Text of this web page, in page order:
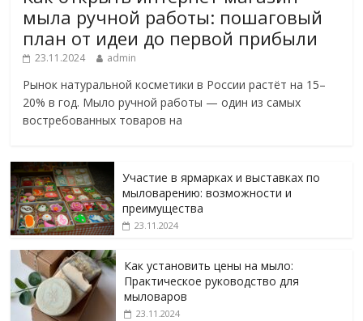
мыла ручной работы: пошаговый
план от идеи до первой прибыли
23.11.2024 admin
Рынок натуральной косметики в России растёт на 15–
20% в год. Мыло ручной работы — один из самых
востребованных товаров на
Участие в ярмарках и выставках по
мыловарению: возможности и
преимущества
23.11.2024
Как установить цены на мыло:
Практическое руководство для
мыловаров
23.11.2024